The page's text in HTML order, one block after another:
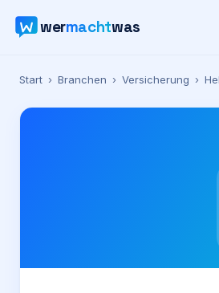
wermachtwas
Verzeichnis
Karte
Start › Branchen › Versicherung ›